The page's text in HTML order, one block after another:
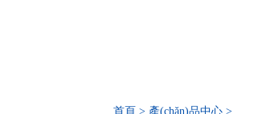
首頁 > 產(chǎn)品中心 >